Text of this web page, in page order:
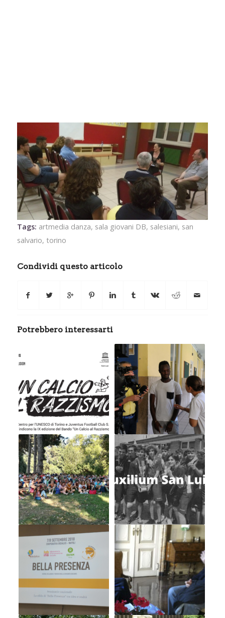
Tags: artmedia danza, sala giovani DB, salesiani, san
salvario, torino
Condividi questo articolo
Potrebbero interessarti